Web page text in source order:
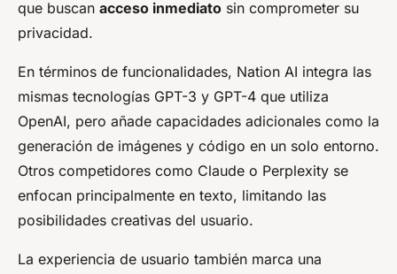
que buscan acceso inmediato sin comprometer su
privacidad.
En términos de funcionalidades, Nation AI integra las
mismas tecnologías GPT-3 y GPT-4 que utiliza
OpenAI, pero añade capacidades adicionales como la
generación de imágenes y código en un solo entorno.
Otros competidores como Claude o Perplexity se
enfocan principalmente en texto, limitando las
posibilidades creativas del usuario.
La experiencia de usuario también marca una